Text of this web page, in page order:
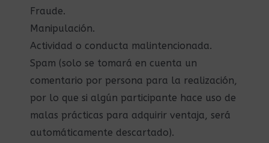
Fraude.
Manipulación.
Actividad o conducta malintencionada.
Spam (solo se tomará en cuenta un
comentario por persona para la realización,
por lo que si algún participante hace uso de
malas prácticas para adquirir ventaja, será
automáticamente descartado).